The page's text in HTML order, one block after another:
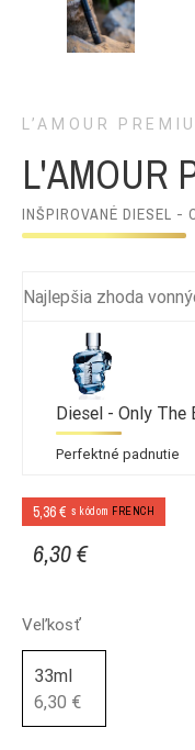
L’AMOUR
L'AMOUR
INŠPIROVANÉ DIESEL -
Najlepšia zhoda
Diesel - Only The
Perfektné padnutie
5,36 € s kódom FRENCH
6,30 €
Veľkosť
33ml
6,30 €